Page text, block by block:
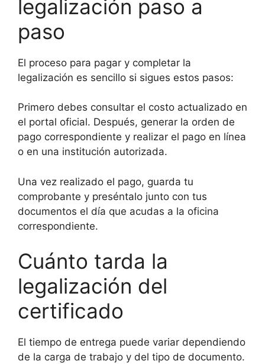
legalización paso a
paso
El proceso para pagar y completar la
legalización es sencillo si sigues estos pasos:
Primero debes consultar el costo actualizado en
el portal oficial. Después, generar la orden de
pago correspondiente y realizar el pago en línea
o en una institución autorizada.
Una vez realizado el pago, guarda tu
comprobante y preséntalo junto con tus
documentos el día que acudas a la oficina
correspondiente.
Cuánto tarda la
legalización del
certificado
El tiempo de entrega puede variar dependiendo
de la carga de trabajo y del tipo de documento.